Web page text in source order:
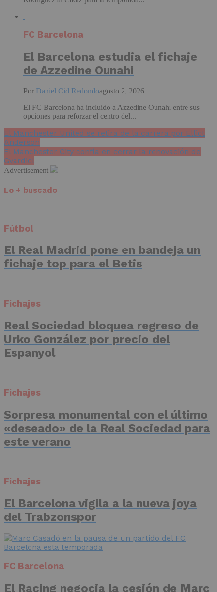
FC Barcelona
El Barcelona estudia el fichaje
de Azzedine Ounahi
Por Daniel Cid Redondoagosto 2, 2026
El FC Barcelona ha incluido a Azzedine Ounahi entre sus
opciones para reforzar el centro del...
El Manchester United se retira de la carrera por Elliot
Anderson
El Manchester City confía en cerrar la renovación de
Gvardiol
Advertisement
Lo + buscado
Fútbol
El Real Madrid pone en bandeja un
fichaje top para el Betis
Fichajes
Real Sociedad bloquea regreso de
Urko González por precio del
Espanyol
Fichajes
Sorpresa monumental con el último
«deseado» de la Real Sociedad para
este verano
Fichajes
El Barcelona vigila a la nueva joya
del Trabzonspor
FC Barcelona
El Racing negocia la cesión de Marc